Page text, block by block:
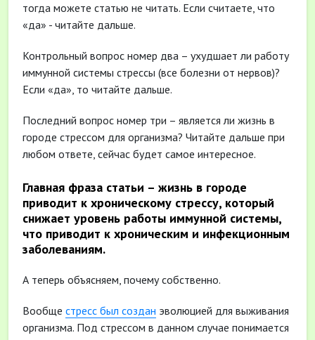
тогда можете статью не читать. Если считаете, что
«да» - читайте дальше.
Контрольный вопрос номер два – ухудшает ли работу
иммунной системы стрессы (все болезни от нервов)?
Если «да», то читайте дальше.
Последний вопрос номер три – является ли жизнь в
городе стрессом для организма? Читайте дальше при
любом ответе, сейчас будет самое интересное.
Главная фраза статьи – жизнь в городе
приводит к хроническому стрессу, который
снижает уровень работы иммунной системы,
что приводит к хроническим и инфекционным
заболеваниям.
А теперь объясняем, почему собственно.
Вообще стресс был создан эволюцией для выживания
организма. Под стрессом в данном случае понимается